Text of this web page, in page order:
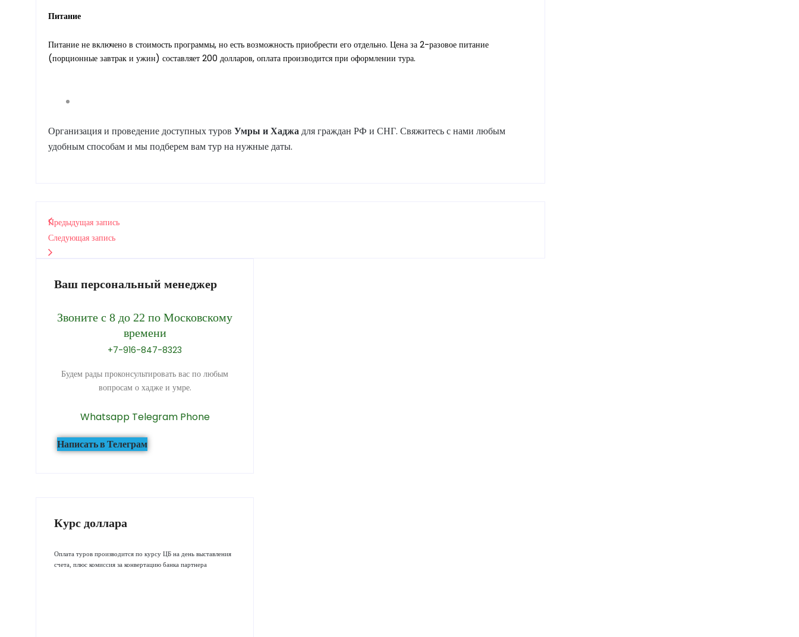
Питание
Питание не включено в стоимость программы, но есть возможность приобрести его отдельно. Цена за 2-разовое питание
(порционные завтрак и ужин) составляет 200 долларов, оплата производится при оформлении тура.
Организация и проведение доступных туров Умры иХаджадля граждан РФ и СНГ. Свяжитесь с нами любым
удобным способам и мы подберем вам тур на нужные даты.
Предыдущая запись
Следующая запись
Ваш персональный менеджер
Звоните с 8 до 22 по Московскому
времени
+7-916-847-8323
Будем рады проконсультировать вас по любым
вопросам о хадже и умре.
Whatsapp Telegram Phone
Написать в Телеграм
Курс доллара
Оплата туров производится по курсу ЦБ на день выставления
счета, плюс комиссия за конвертацию банка партнера